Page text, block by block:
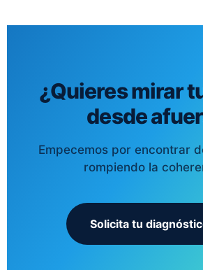
¿Quieres mirar
desde
Empecemos por encontrar
rompiendo la
Solicita tu